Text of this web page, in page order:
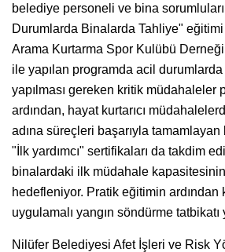
belediye personeli ve bina
Durumlarda Binalarda Tahliye"
Arama Kurtarma Spor Kulübü
ile yapılan programda acil durumlarda
yapılması gereken kritik müdahaleler
ardından, hayat kurtarıcı
adına süreçleri başarıyla tamamlayan
"İlk yardımcı" sertifikaları da takdim
binalardaki ilk müdahale kapasitesinin
hedefleniyor. Pratik eğitimin ardından
uygulamalı yangın söndürme tatbikatı
Nilüfer Belediyesi Afet İşleri ve Risk